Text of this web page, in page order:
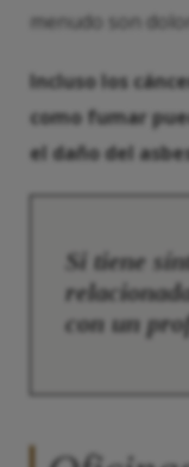
menudo son
Incluso los
como fumar
el daño del
Si tiene
con un